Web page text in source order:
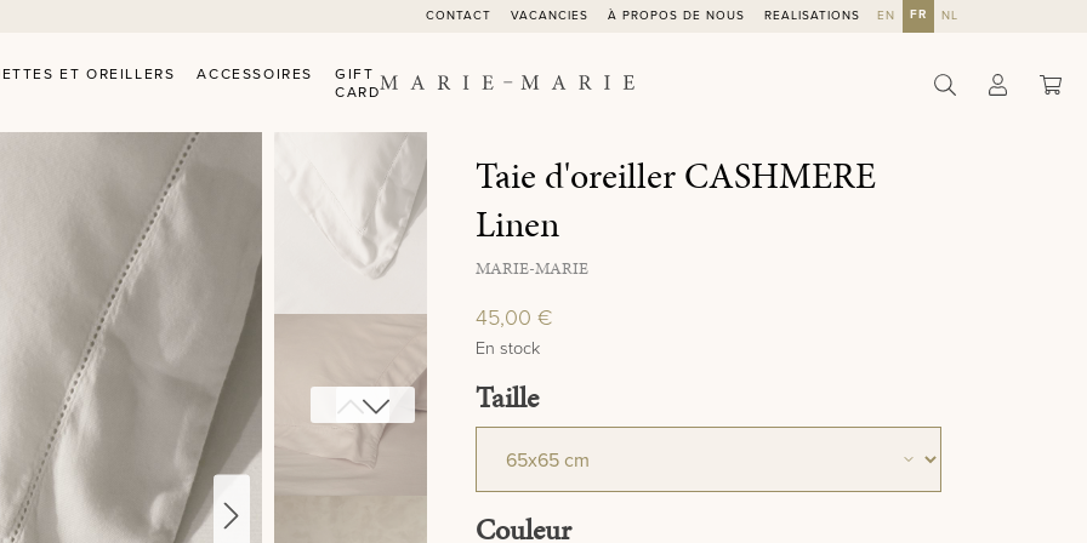
CONTACT VACANCIES À PROPOS DE NOUS REALISATIONS EN FR NL
ET OREILLERS ACCESSOIRES
GIFT
CARD
Taie d'oreiller CASHMERE
Linen
MARIE-MARIE
45,00 €
En stock
Sélectionnez
Taille
Sélectionnez
Couleur